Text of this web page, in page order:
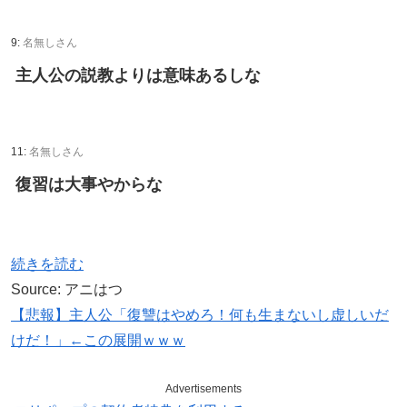
9: 名無しさん
主人公の説教よりは意味あるしな
11: 名無しさん
復習は大事やからな
続きを読む
Source: アニはつ
【悲報】主人公「復讐はやめろ！何も生まないし虚しいだ
けだ！」←この展開ｗｗｗ
Advertisements